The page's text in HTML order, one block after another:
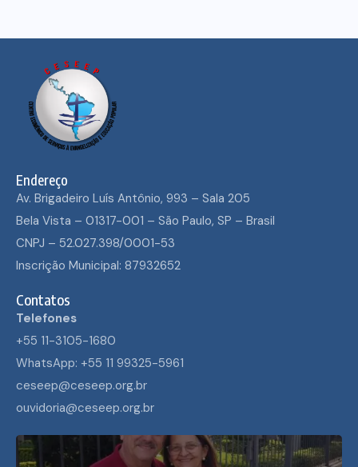
Endereço
Av. Brigadeiro Luís Antônio, 993 – Sala 205
Bela Vista – 01317-001 – São Paulo, SP – Brasil
CNPJ – 52.027.398/0001-53
Inscrição Municipal: 87932652
Contatos
Telefones
+55 11-3105-1680
WhatsApp: +55 11 99325-5961
ceseep@ceseep.org.br
ouvidoria@ceseep.org.br